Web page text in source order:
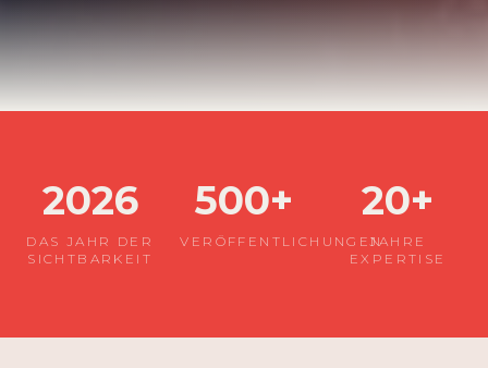
2026
DAS JAHR DER
SICHTBARKEIT
500+
VERÖFFENTLICHUNGEN
20+
JAHRE
EXPERTISE